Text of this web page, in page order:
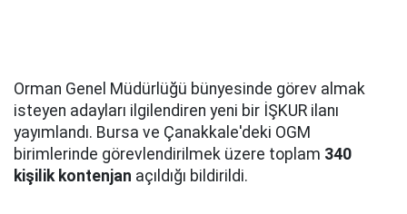
Orman Genel Müdürlüğü bünyesinde görev almak
isteyen adayları ilgilendiren yeni bir İŞKUR ilanı
yayımlandı. Bursa ve Çanakkale'deki OGM
birimlerinde görevlendirilmek üzere toplam 340
kişilik kontenjan açıldığı bildirildi.